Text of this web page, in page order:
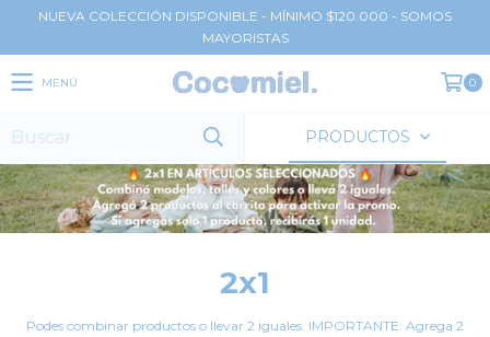
NUEVA COLECCIÓN DISPONIBLE - MÍNIMO $120.000 - SOMOS
MAYORISTAS
MENÚ 0
PRODUCTOS
2x1
Podes combinar productos o llevar 2 iguales. IMPORTANTE: Agrega 2